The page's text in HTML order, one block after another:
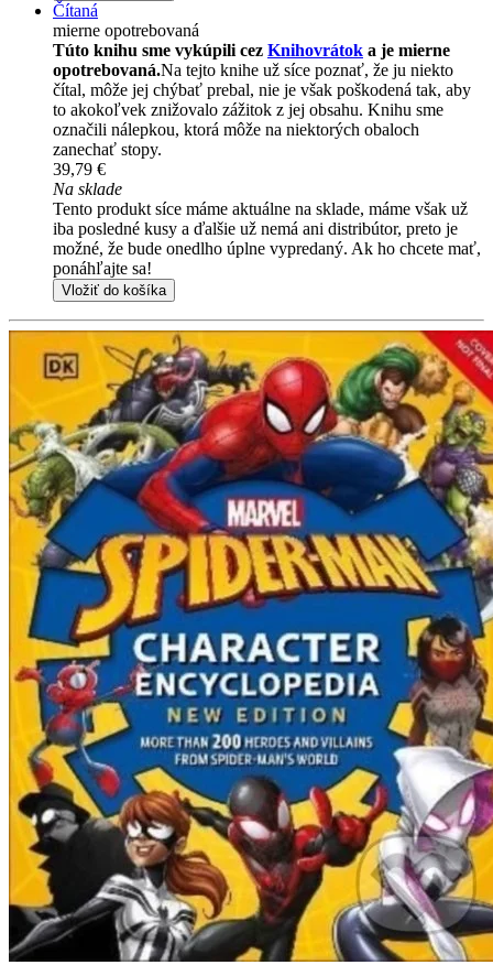
Čítaná
mierne opotrebovaná
Túto knihu sme vykúpili cez Knihovrátok a je mierne
opotrebovaná.Na tejto knihe už síce poznať, že ju niekto
čítal, môže jej chýbať prebal, nie je však poškodená tak, aby
to akokoľvek znižovalo zážitok z jej obsahu. Knihu sme
označili nálepkou, ktorá môže na niektorých obaloch
zanechať stopy.
39,79 €
Na sklade
Tento produkt síce máme aktuálne na sklade, máme však už
iba posledné kusy a ďalšie už nemá ani distribútor, preto je
možné, že bude onedlho úplne vypredaný. Ak ho chcete mať,
ponáhľajte sa!
Vložiť do košíka